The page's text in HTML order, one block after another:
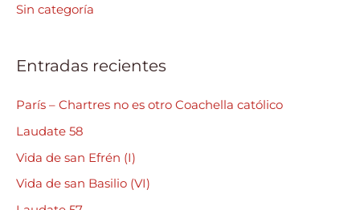
:Sin categoría
Entradas recientes
París – Chartres no es otro Coachella católico
Laudate 58
Vida de san Efrén (I)
Vida de san Basilio (VI)